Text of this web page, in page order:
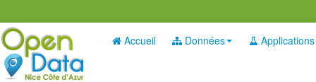
Accueil Données Applications